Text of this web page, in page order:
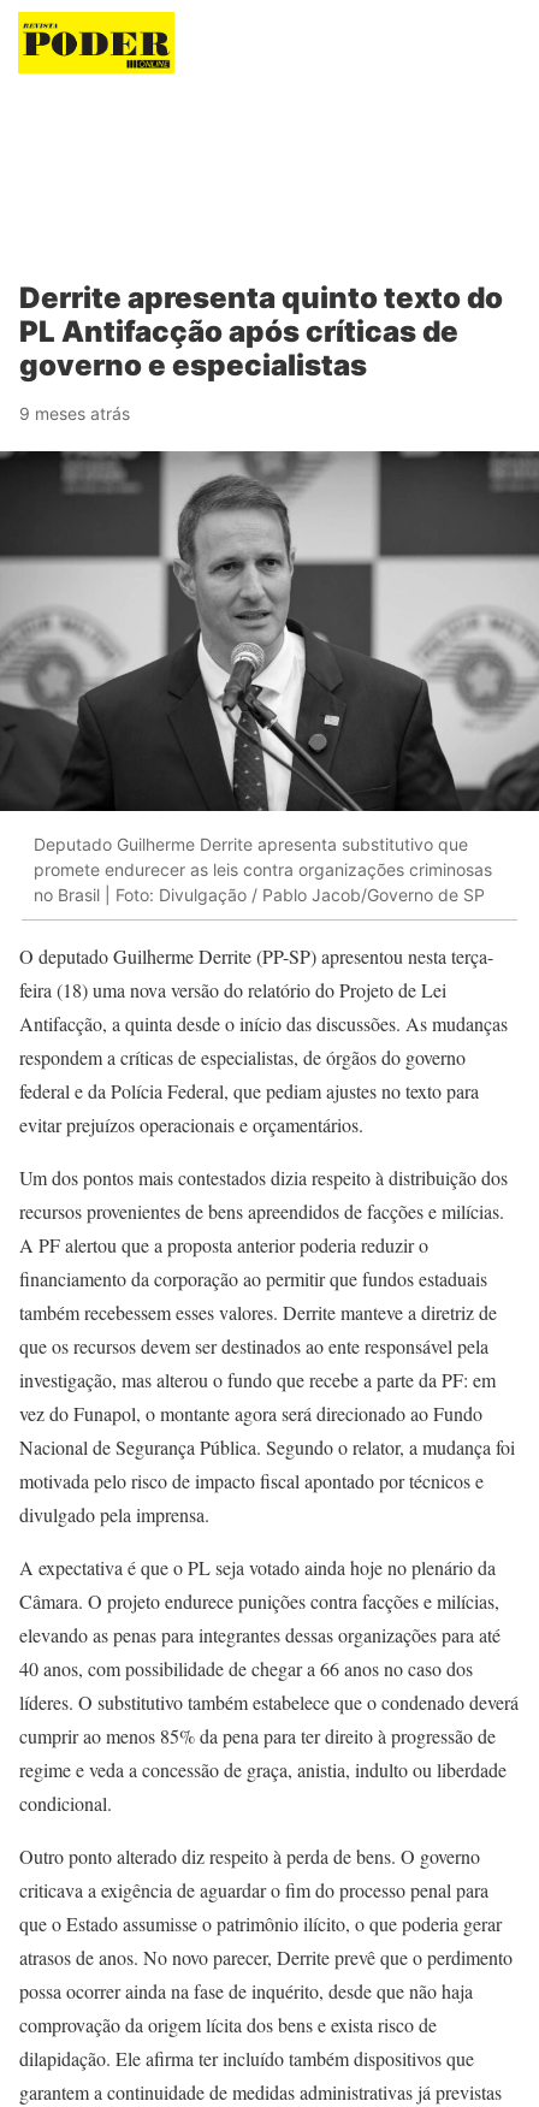
Revista Poder
Derrite apresenta quinto texto do
PL Antifacção após críticas de
governo e especialistas
9 meses atrás
Deputado Guilherme Derrite apresenta substitutivo que
promete endurecer as leis contra organizações criminosas
no Brasil | Foto: Divulgação / Pablo Jacob/Governo de SP
O deputado Guilherme Derrite (PP-SP) apresentou nesta terça-
feira (18) uma nova versão do relatório do Projeto de Lei
Antifacção, a quinta desde o início das discussões. As mudanças
respondem a críticas de especialistas, de órgãos do governo
federal e da Polícia Federal, que pediam ajustes no texto para
evitar prejuízos operacionais e orçamentários.
Um dos pontos mais contestados dizia respeito à distribuição dos
recursos provenientes de bens apreendidos de facções e milícias.
A PF alertou que a proposta anterior poderia reduzir o
financiamento da corporação ao permitir que fundos estaduais
também recebessem esses valores. Derrite manteve a diretriz de
que os recursos devem ser destinados ao ente responsável pela
investigação, mas alterou o fundo que recebe a parte da PF: em
vez do Funapol, o montante agora será direcionado ao Fundo
Nacional de Segurança Pública. Segundo o relator, a mudança foi
motivada pelo risco de impacto fiscal apontado por técnicos e
divulgado pela imprensa.
A expectativa é que o PL seja votado ainda hoje no plenário da
Câmara. O projeto endurece punições contra facções e milícias,
elevando as penas para integrantes dessas organizações para até
40 anos, com possibilidade de chegar a 66 anos no caso dos
líderes. O substitutivo também estabelece que o condenado deverá
cumprir ao menos 85% da pena para ter direito à progressão de
regime e veda a concessão de graça, anistia, indulto ou liberdade
condicional.
Outro ponto alterado diz respeito à perda de bens. O governo
criticava a exigência de aguardar o fim do processo penal para
que o Estado assumisse o patrimônio ilícito, o que poderia gerar
atrasos de anos. No novo parecer, Derrite prevê que o perdimento
possa ocorrer ainda na fase de inquérito, desde que não haja
comprovação da origem lícita dos bens e exista risco de
dilapidação. Ele afirma ter incluído também dispositivos que
garantem a continuidade de medidas administrativas já previstas